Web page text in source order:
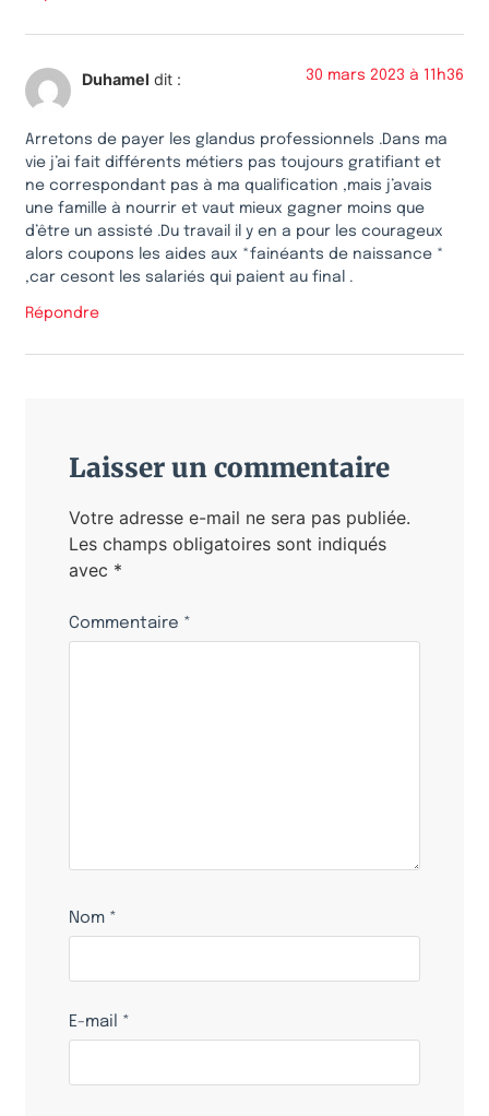
Duhamel dit : 30 mars 2023 à 11h36
Arretons de payer les glandus professionnels .Dans ma
vie j’ai fait différents métiers pas toujours gratifiant et
ne correspondant pas à ma qualification ,mais j’avais
une famille à nourrir et vaut mieux gagner moins que
d’être un assisté .Du travail il y en a pour les courageux
alors coupons les aides aux *fainéants de naissance *
,car cesont les salariés qui paient au final .
Répondre
Laisser un commentaire
Votre adresse e-mail ne sera pas publiée.
Les champs obligatoires sont indiqués
avec *
Commentaire *
Nom *
E-mail *